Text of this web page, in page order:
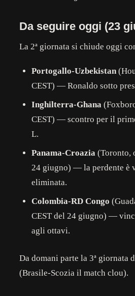
Da seguire oggi (23
La 2ª giornata si chiude oggi
Portogallo-Uzbekistan
CEST) — Ronaldo sotto
Inghilterra-Ghana
CEST) — scontro per il
L.
Panama-Croazia (Toronto,
24 giugno) — la perdente è
eliminata.
Colombia-RD Congo
CEST del 24 giugno) —
agli ottavi.
Da domani parte la 3ª giornata
(Brasile-Scozia il match clou).